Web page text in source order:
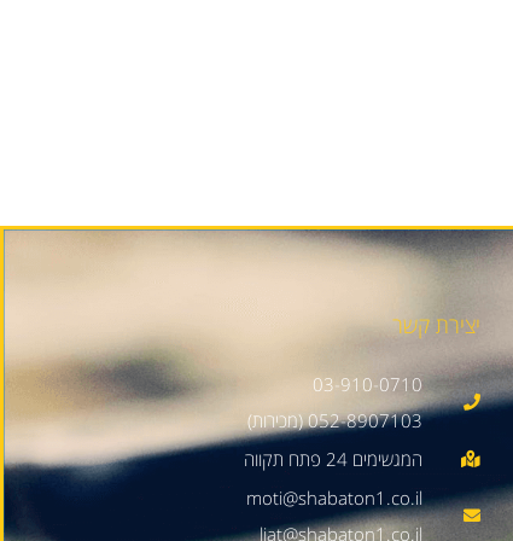
יצירת קשר
03-910-0710
052-8907103 (מכירות)
moti@shabaton1.co.il
liat@shabaton1.co.il